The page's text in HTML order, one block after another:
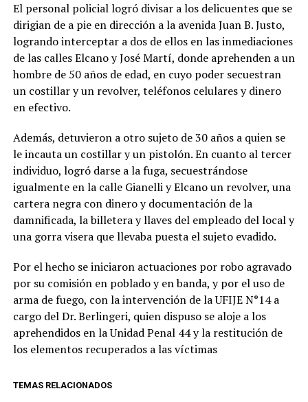
El personal policial logró divisar a los delicuentes que se
dirigian de a pie en dirección a la avenida Juan B. Justo,
logrando interceptar a dos de ellos en las inmediaciones
de las calles Elcano y José Martí, donde aprehenden a un
hombre de 50 años de edad, en cuyo poder secuestran
un costillar y un revolver, teléfonos celulares y dinero
en efectivo.
Además, detuvieron a otro sujeto de 30 años a quien se
le incauta un costillar y un pistolón. En cuanto al tercer
individuo, logró darse a la fuga, secuestrándose
igualmente en la calle Gianelli y Elcano un revolver, una
cartera negra con dinero y documentación de la
damnificada, la billetera y llaves del empleado del local y
una gorra visera que llevaba puesta el sujeto evadido.
Por el hecho se iniciaron actuaciones por robo agravado
por su comisión en poblado y en banda, y por el uso de
arma de fuego, con la intervención de la UFIJE N°14 a
cargo del Dr. Berlingeri, quien dispuso se aloje a los
aprehendidos en la Unidad Penal 44 y la restitución de
los elementos recuperados a las víctimas
TEMAS RELACIONADOS